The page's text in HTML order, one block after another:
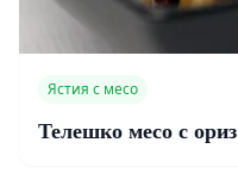
Ястия с месо
Телешко месо с ориз